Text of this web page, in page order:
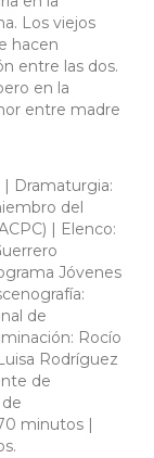
Los viejos
hacen
entre las dos.
en la
entre madre
| Dramaturgia:
del
| Elenco:
Jóvenes
de
Rocío
Rodríguez
de
minutos |